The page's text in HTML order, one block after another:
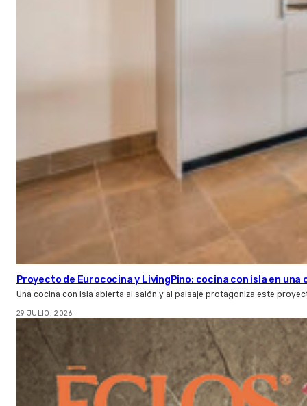
Proyecto de Eurococina y LivingPino: cocina con isla en una
Una cocina con isla abierta al salón y al paisaje protagoniza este
29 JULIO, 2026